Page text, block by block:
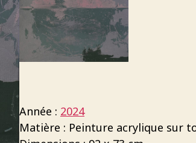
Année : 2024
Matière : Peinture acrylique sur